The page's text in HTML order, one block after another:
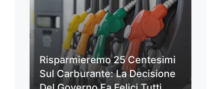
Risparmieremo 25 Centesimi
Sul Carburante: La Decisione